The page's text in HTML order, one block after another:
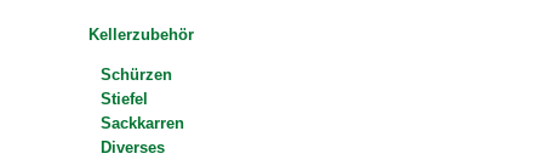
Kellerzubehör
Schürzen
Stiefel
Sackkarren
Diverses